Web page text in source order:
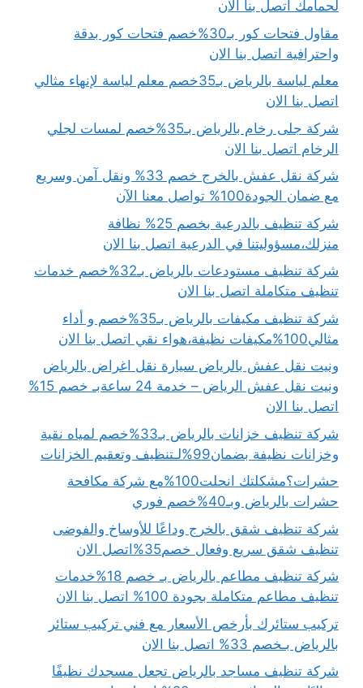
لحمامك اتصل بنا الان
مقاول فتحات كور بـ30%خصم فتحات كور بدقة
واحترافية اتصل بنا الان
معلم لياسة بالرياض بـ35خصم معلم لياسة لإنهاء مثالي
اتصل بنا الان
شركة جلى رخام بالرياض بـ35%خصم لمسات لجلي
الرخام اتصل بنا الان
شركة نقل عفش بالخرج خصم 33% ونقل آمن وسريع
مع ضمان الجودة100% تواصل معنا الآن
شركة تنظيف بالدرعية بخصم 25% نظافة
منزلك،مسؤوليتنا في الدرعية اتصل بنا الان
شركة تنظيف مستودعات بالرياض بـ32%خصم خدمات
تنظيف متكاملة اتصل بنا الان
شركة تنظيف مكيفات بالرياض بـ35%خصم و أداء
مثالي100%مكيفات نظيفة،هواء نقي اتصل بنا الان
ونيت نقل عفش بالرياض سيارة نقل اغراض بالرياض
ونيت نقل عفش الرياض – خدمة 24 ساعةبـ خصم 15%
اتصل بنا الان
شركة تنظيف خزانات بالرياض بـ33%خصم لمياه نقية
وخزانات نظيفة بضمان99%لـتنظيف وتعقيم الخزانات
حشرات؟مشكلتك انحلت100%مع شركة مكافحة
حشرات بالرياض وبـ40%خصم فوري
شركة تنظيف شقق بالخرج وداعًا للأوساخ والفوضى
تنظيف شقق سريع وفعال خصم35%اتصل الان
شركة تنظيف مطاعم بالرياض بـ خصم 18%خدمات
تنظيف مطاعم متكاملة بجودة 100% اتصل بنا الان
تركيب ستائرك بأرخص الأسعار مع فني تركيب ستائر
بالرياض بـخصم 33% اتصل بنا الان
شركة تنظيف مساجد بالرياض تجعل مسجدك نظيفًا